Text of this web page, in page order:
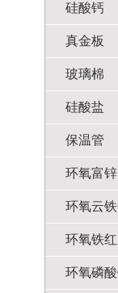
硅酸钙
真金板
玻璃棉
硅酸盐
保温管
环氧富
环氧云
环氧铁
环氧磷